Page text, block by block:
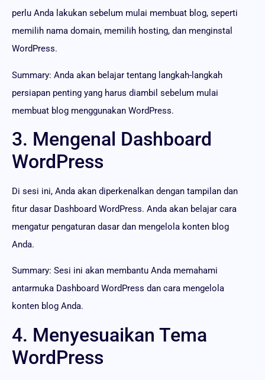
perlu Anda lakukan sebelum mulai membuat blog, seperti
memilih nama domain, memilih hosting, dan menginstal
WordPress.
Summary: Anda akan belajar tentang langkah-langkah
persiapan penting yang harus diambil sebelum mulai
membuat blog menggunakan WordPress.
3. Mengenal Dashboard
WordPress
Di sesi ini, Anda akan diperkenalkan dengan tampilan dan
fitur dasar Dashboard WordPress. Anda akan belajar cara
mengatur pengaturan dasar dan mengelola konten blog
Anda.
Summary: Sesi ini akan membantu Anda memahami
antarmuka Dashboard WordPress dan cara mengelola
konten blog Anda.
4. Menyesuaikan Tema
WordPress